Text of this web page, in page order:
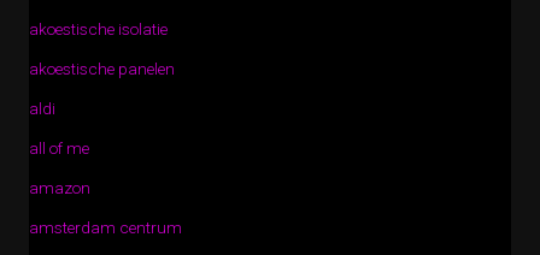
akoestische isolatie
akoestische panelen
aldi
all of me
amazon
amsterdam centrum